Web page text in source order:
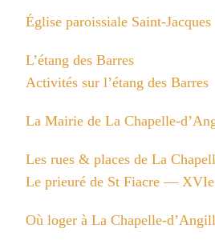
Église paroissiale Saint-Jacques
L’étang des Barres
Activités sur l’étang des Barres
La Mairie de La Chapelle-
Les rues & places de La
Le prieuré de St Fiacre —
Où loger à La Chapelle-